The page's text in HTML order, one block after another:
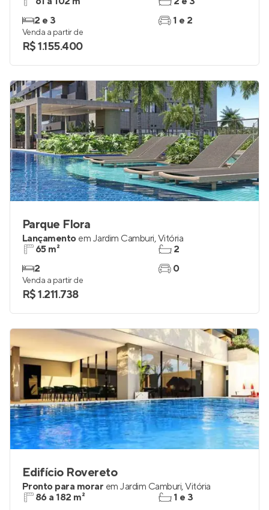
2 e 3
1 e 2
Venda a partir de
R$ 1.155.400
Parque Flora
Lançamento em Jardim Camburi,Vitória
65 m²
2
2
0
Venda a partir de
R$ 1.211.738
Edifício Rovereto
Pronto para morar em Jardim Camburi,Vitória
86 a 182 m²
1 e 3